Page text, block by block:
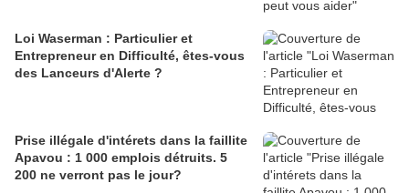
Loi Waserman : Particulier et
Entrepreneur en Difficulté, êtes-vous
des Lanceurs d'Alerte ?
Prise illégale d'intérets dans la faillite
Apavou : 1 000 emplois détruits. 5
200 ne verront pas le jour?